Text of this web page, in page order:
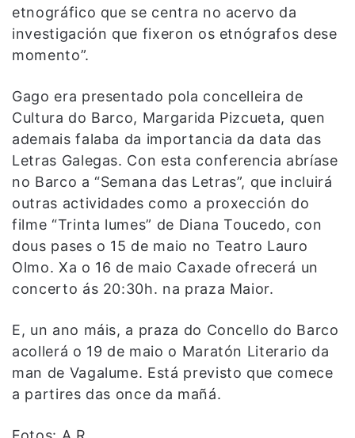
etnográfico que se centra no acervo da
investigación que fixeron os etnógrafos dese
momento”.
Gago era presentado pola concelleira de
Cultura do Barco, Margarida Pizcueta, quen
ademais falaba da importancia da data das
Letras Galegas. Con esta conferencia abríase
no Barco a “Semana das Letras”, que incluirá
outras actividades como a proxección do
filme “Trinta lumes” de Diana Toucedo, con
dous pases o 15 de maio no Teatro Lauro
Olmo. Xa o 16 de maio Caxade ofrecerá un
concerto ás 20:30h. na praza Maior.
E, un ano máis, a praza do Concello do Barco
acollerá o 19 de maio o Maratón Literario da
man de Vagalume. Está previsto que comece
a partires das once da mañá.